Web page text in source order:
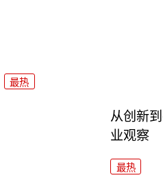
最热
从创新
业观察
最热